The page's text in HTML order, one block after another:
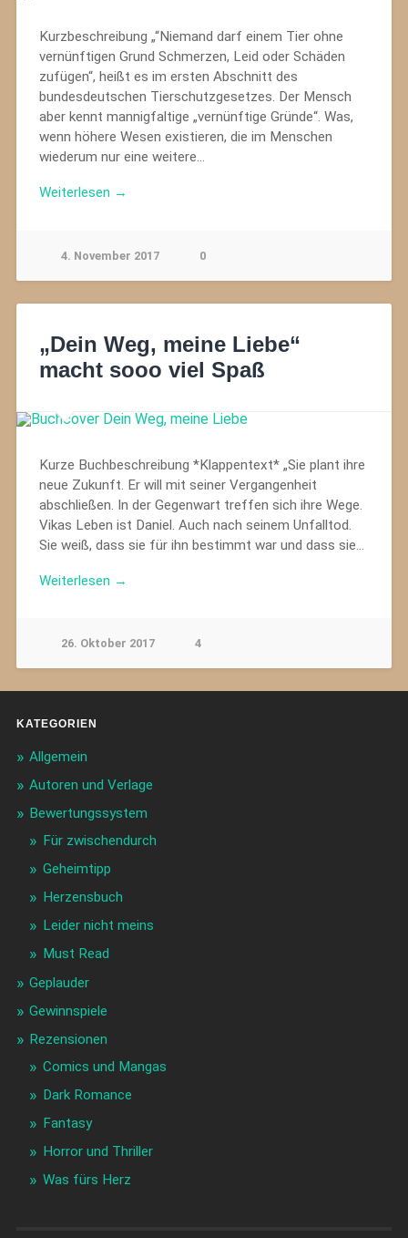
Kurzbeschreibung „“Niemand darf einem Tier ohne
vernünftigen Grund Schmerzen, Leid oder Schäden
zufügen“, heißt es im ersten Abschnitt des
bundesdeutschen Tierschutzgesetzes. Der Mensch
aber kennt mannigfaltige „vernünftige Gründe“. Was,
wenn höhere Wesen existieren, die im Menschen
wiederum nur eine weitere…
Weiterlesen →
4. November 2017 0
„Dein Weg, meine Liebe“
macht sooo viel Spaß
Kurze Buchbeschreibung *Klappentext* „Sie plant ihre
neue Zukunft. Er will mit seiner Vergangenheit
abschließen. In der Gegenwart treffen sich ihre Wege.
Vikas Leben ist Daniel. Auch nach seinem Unfalltod.
Sie weiß, dass sie für ihn bestimmt war und dass sie…
Weiterlesen →
26. Oktober 2017 4
KATEGORIEN
Allgemein
Autoren und Verlage
Bewertungssystem
Für zwischendurch
Geheimtipp
Herzensbuch
Leider nicht meins
Must Read
Geplauder
Gewinnspiele
Rezensionen
Comics und Mangas
Dark Romance
Fantasy
Horror und Thriller
Was fürs Herz